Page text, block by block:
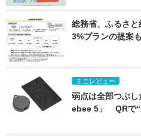
総務省、ふるさ
3%プランの提案も
ミニレビュー
弱点は全部つぶ
ebee 5」　QRで